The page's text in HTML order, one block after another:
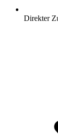
Direkter